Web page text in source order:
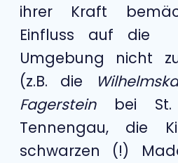
ihrer Kraft
Einfluss auf die
Umgebung nicht
(z.B. die
Fagersteinbei St.
Tennengau, die
schwarzen (!)